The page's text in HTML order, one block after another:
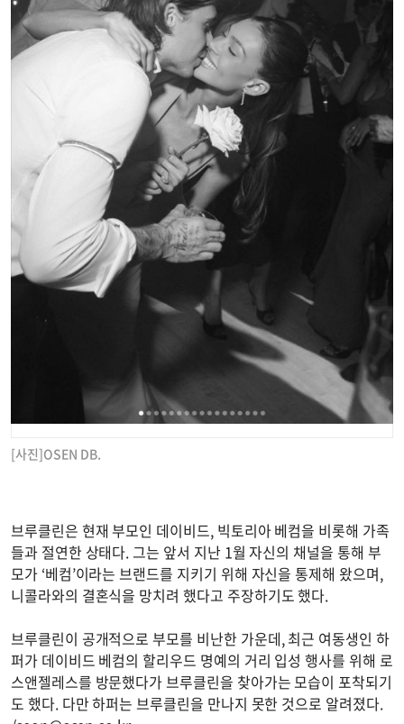
[사진]OSEN DB.
브루클린은 현재 부모인 데이비드, 빅토리아 베컴을 비롯해 가족
들과 절연한 상태다. 그는 앞서 지난 1월 자신의 채널을 통해 부
모가 ‘베컴’이라는 브랜드를 지키기 위해 자신을 통제해 왔으며,
니콜라와의 결혼식을 망치려 했다고 주장하기도 했다.
브루클린이 공개적으로 부모를 비난한 가운데, 최근 여동생인 하
퍼가 데이비드 베컴의 할리우드 명예의 거리 입성 행사를 위해 로
스앤젤레스를 방문했다가 브루클린을 찾아가는 모습이 포착되기
도 했다. 다만 하퍼는 브루클린을 만나지 못한 것으로 알려졌다.